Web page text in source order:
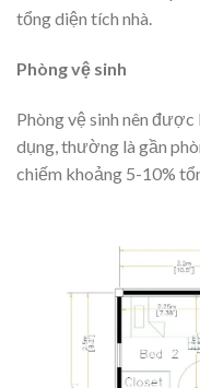
tổng diện tích nhà.
Phòng vệ sinh
Phòng vệ sinh nên
dụng, thường là gần
chiếm khoảng 5-10%